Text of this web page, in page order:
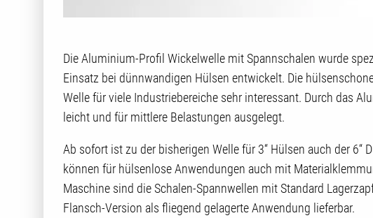
Die Aluminium-Profil Wickelwelle mit Spannschalen wurde
Einsatz bei dünnwandigen Hülsen entwickelt. Die
Welle für viele Industriebereiche sehr interessant. Durch das
leicht und für mittlere Belastungen ausgelegt.
Ab sofort ist zu der bisherigen Welle für 3‘‘ Hülsen auch der
können für hülsenlose Anwendungen auch mit
Maschine sind die Schalen-Spannwellen mit Standard
Flansch-Version als fliegend gelagerte Anwendung lieferbar.